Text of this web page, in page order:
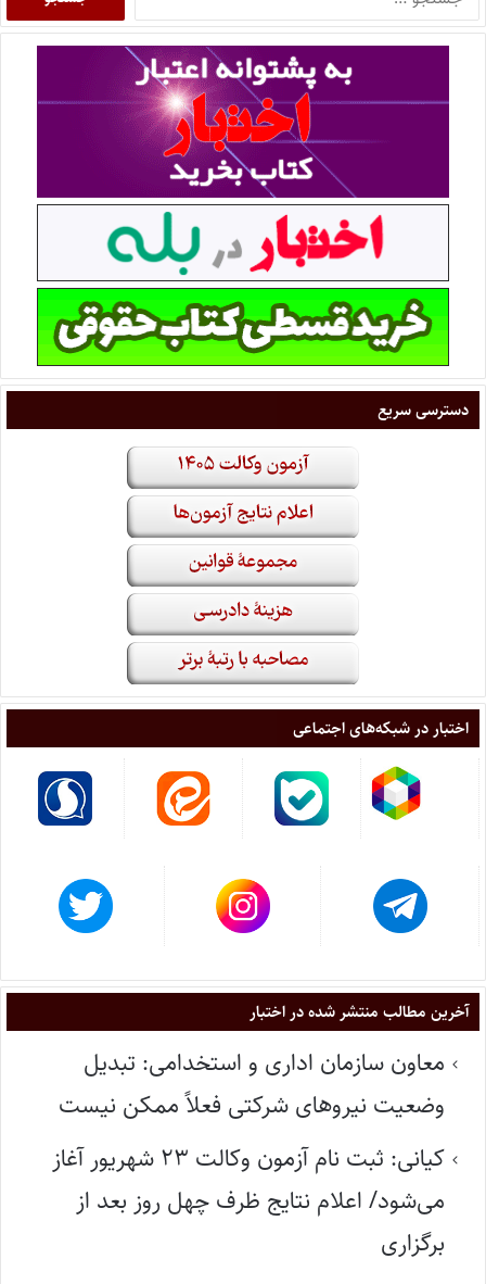
دسترسی سریع
اختبار در شبکه‌های اجتماعی
آخرین مطالب منتشر شده در اختبار
معاون سازمان اداری و استخدامی: تبدیل
وضعیت نیروهای شرکتی فعلاً ممکن نیست
کیانی: ثبت نام آزمون وکالت ۲۳ شهریور آغاز
می‌شود/ اعلام نتایج ظرف چهل روز بعد از
برگزاری